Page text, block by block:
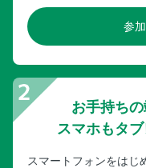
参
お手持ち
スマホもタ
スマートフォンをはじ